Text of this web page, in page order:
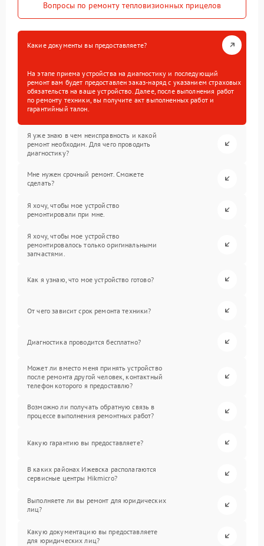
Вопросы по ремонту тепловизионных прицелов
Какие документы вы предоставляете?
На этапе приема устройства на диагностику и последующий
ремонт вам будет предоставлен заказ-наряд с указанием страховых
обязательств на ваше устройство. Далее, после выполнения работ
по ремонту техники, вы получите акт выполненных работ и
гарантийный талон.
Я уже знаю в чем неисправность и какой
ремонт необходим. Для чего проводить
диагностику?
Мне нужен срочный ремонт. Сможете
сделать?
Я хочу, чтобы мое устройство
ремонтировали при мне.
Я хочу, чтобы мое устройство
ремонтировалось только оригинальными
запчастями.
Как я узнаю, что мое устройство готово?
От чего зависит срок ремонта техники?
Диагностика проводится бесплатно?
Может ли вместо меня принять устройство
после ремонта другой человек, контактный
телефон которого я предоставлю?
Возможно ли получать обратную связь в
процессе выполнения ремонтных работ?
Какую гарантию вы предоставляете?
В каких районах Ижевска располагаются
сервисные центры Hikmicro?
Выполняете ли вы ремонт для юридических
лиц?
Какую документацию вы предоставляете
для юридических лиц?